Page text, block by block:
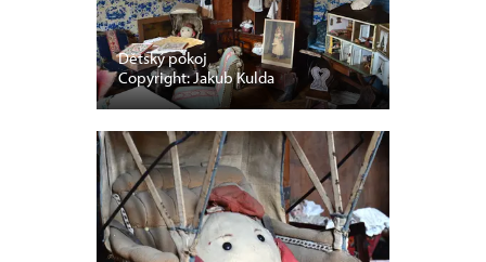
Dětský pokoj
Copyright: Jakub Kulda